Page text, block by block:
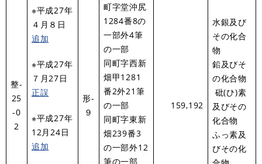
整-
25
-0
2
※平成27年
４月８日
追加
※平成27年
７月27日
正誤
※平成27年
12月24日
追加
形-
９
町字堂沖尻
1284番8の
一部外4筆
の一部
同町字西新
畑甲1281
番2外21筆
の一部
同町字東新
畑239番3
の一部外12
筆の一部
159,192
水銀及び
その化合
物
鉛及びそ
の化合物
砒(ひ)素
及びその
化合物
ふっ素及
びその化